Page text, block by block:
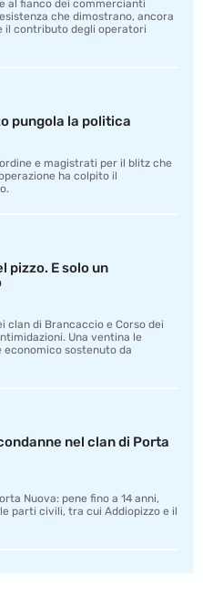
al fianco dei commercianti
che dimostrano, ancora
il contributo degli operatori
pungola la politica
e magistrati per il blitz che
ha colpito il
pizzo. E solo un
di Brancaccio e Corso dei
Una ventina le
sostenuto da
nel clan di Porta
Nuova: pene fino a 14 anni,
parti civili, tra cui Addiopizzo e il